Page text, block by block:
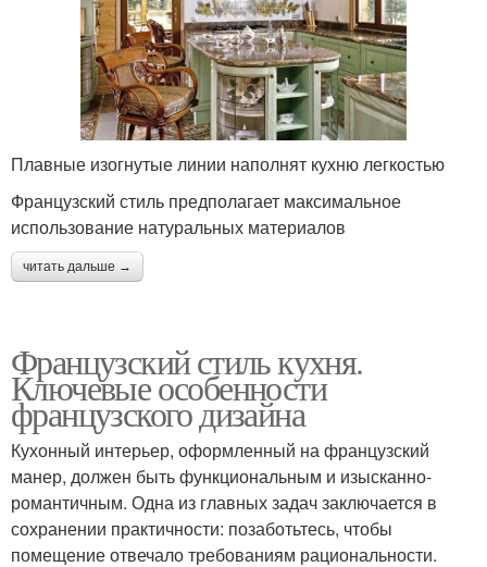
Плавные изогнутые линии наполнят кухню легкостью
Французский стиль предполагает максимальное
использование натуральных материалов
читать дальше →
Французский стиль кухня.
Ключевые особенности
французского дизайна
Кухонный интерьер, оформленный на французский
манер, должен быть функциональным и изысканно-
романтичным. Одна из главных задач заключается в
сохранении практичности: позаботьтесь, чтобы
помещение отвечало требованиям рациональности.